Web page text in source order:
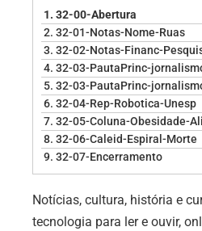
áudio
1. 32-00-Abertura
2. 32-01-Notas-Nome-Ruas
3. 32-02-Notas-Financ-
4. 32-03-PautaPrinc-
5. 32-03-PautaPrinc-
6. 32-04-Rep-Robotica-Unesp
7. 32-05-Coluna-Obesidade-
8. 32-06-Caleid-Espiral-Morte
9. 32-07-Encerramento
Notícias, cultura, história e
tecnologia para ler e ouvir,